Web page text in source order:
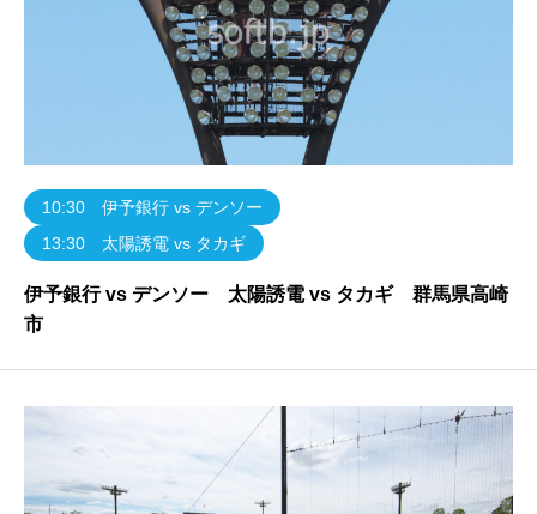
10:30 伊予銀行 vs デンソー
13:30 太陽誘電 vs タカギ
伊予銀行 vs デンソー 太陽誘電 vs タカギ 群馬県高崎
市